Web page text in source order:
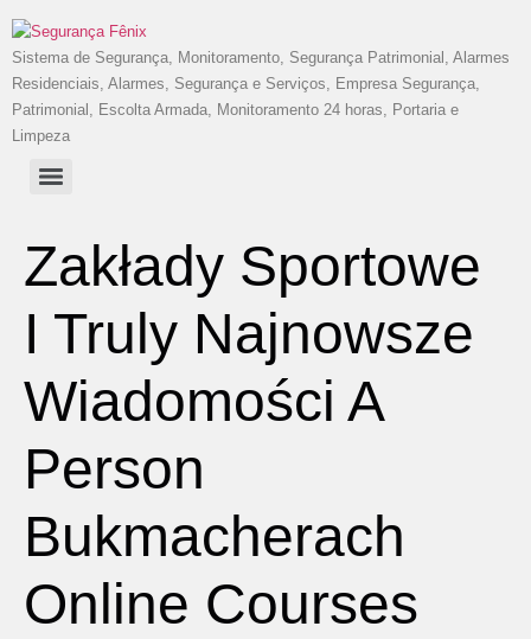
Sistema de Segurança, Monitoramento, Segurança Patrimonial, Alarmes
Residenciais, Alarmes, Segurança e Serviços, Empresa Segurança,
Patrimonial, Escolta Armada, Monitoramento 24 horas, Portaria e
Limpeza
Zakłady Sportowe
I Truly Najnowsze
Wiadomości A
Person
Bukmacherach
Online Courses